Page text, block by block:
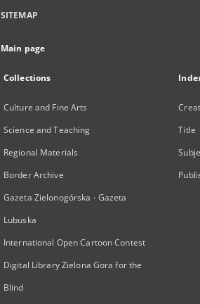
SITEMAP
Main page
Collections
Culture and Fine Arts
Science and Teaching
Regional Materials
Border Archive
Gazeta Zielonogórska - Gazeta
Lubuska
International Open Cartoon Contest
Digital Library Zielona Gora for the
Blind
Title